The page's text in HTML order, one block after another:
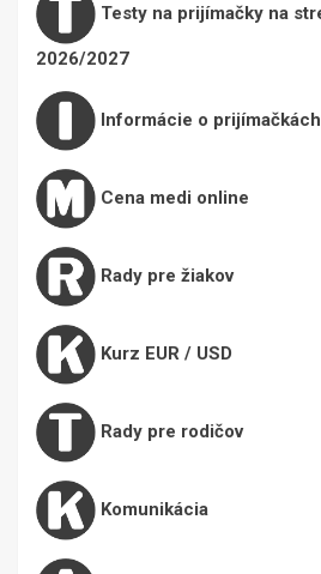
Testy na prijímačky na
2026/2027
Informácie o
Cena medi online
Rady pre žiakov
Kurz EUR / USD
Rady pre rodičov
Komunikácia